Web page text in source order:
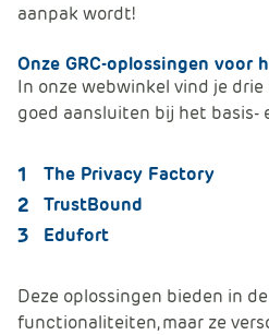
aanpak wordt!
Onze GRC-oplossingen voor
In onze webwinkel vind je
goed aansluiten bij het basis-
The Privacy Factory
TrustBound
Edufort
Deze oplossingen bieden in
functionaliteiten, maar ze